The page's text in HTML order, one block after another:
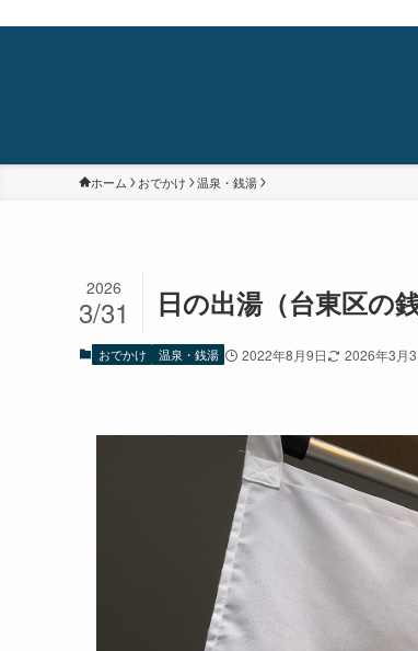
ホーム おでかけ 温泉・銭湯
日の出湯（台東区の
2026
3/31
おでかけ 温泉・銭湯 2022年8月9日 2026年3月